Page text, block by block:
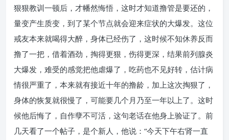
狠狠教训一顿后，才幡然悔悟，这时才知道撸管是要还的，
量变产生质变，到了某个节点就会迎来症状的大爆发。这位
戒友本来就喝得大醉，身体已经伤了，这时候不知休养反而
撸了一把，借着酒劲，掏得更狠，伤得更深，结果前列腺炎
大爆发，难受的感觉把他虐爆了，吃药也不见好转，估计病
情很严重了，本来就有接近十年的撸龄，加上这次掏狠了，
身体的恢复就很慢了，可能要几个月乃至一年以上了。这时
候他后悔了，自作孽不可活，这句老话在他身上验证了。前
几天看了一个帖子，是个新人，他说：“今天下午右肾一直